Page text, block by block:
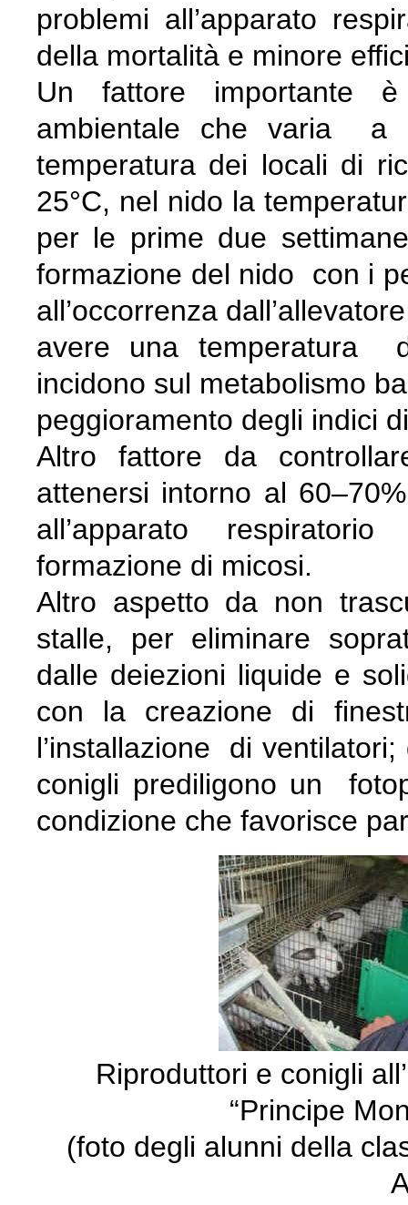
problemi all’apparato
della mortalità e minore
Un fattore importante
ambientale che varia a
temperatura dei locali di
25°C, nel nido la
per le prime due
formazione del nido con i
all’occorrenza
avere una temperatura
incidono sul metabolismo
peggioramento degli indici
Altro fattore da
attenersi intorno al
all’apparato
formazione di micosi.
Altro aspetto da non
stalle, per eliminare
dalle deiezioni liquide e
con la creazione di
l’installazione di
conigli prediligono un
condizione che favorisce
Riproduttori e conigli
“Principe
(foto degli alunni della